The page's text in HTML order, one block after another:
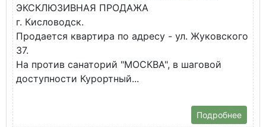
ЭКСКЛЮЗИВНАЯ ПРОДАЖА
г. Кисловодск.
Продается квартира по адресу - ул. Жуковского
37.
На против санаторий "МОСКВА", в шаговой
доступности Курортный...
Подробнее